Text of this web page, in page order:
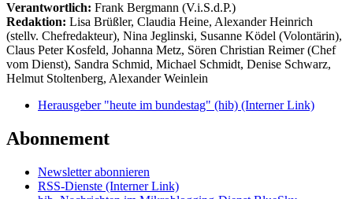
Verantwortlich: Frank Bergmann (V.i.S.d.P.)
Redaktion: Lisa Brüßler, Claudia Heine, Alexander Heinrich
(stellv. Chefredakteur), Nina Jeglinski, Susanne Ködel (Volontärin),
Claus Peter Kosfeld, Johanna Metz, Sören Christian Reimer (Chef
vom Dienst), Sandra Schmid, Michael Schmidt, Denise Schwarz,
Helmut Stoltenberg, Alexander Weinlein
Herausgeber "heute im bundestag" (hib) (Interner Link)
Abonnement
Newsletter abonnieren
RSS-Dienste (Interner Link)